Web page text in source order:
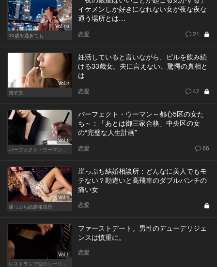
Vol.10
30歳を過ぎても
イケメンしか好きになれない女が夜な夜な
通う場所とは…
恋愛 21
Vol.2
推す女
妊活していると言いながら、ピルを飲み続
ける33歳女。夫に言えない、驚愕の真相と
は
恋愛 42
Vol.1
パーフェクト・ウーマン～都心5区の女た
ち～：「あとは御三家合格」中央区の女
の“完璧な人生計画”
恋愛 66
Vol.4
崖っぷち結婚相談所
崖っぷち結婚相談所：どんなに美人でもモ
テない？勘違いと高飛車のダブルパンチの
痛い女
恋愛
Vol.1
ファーストデート。男性のデューデリジェ
ンスは慎重に。
恋愛